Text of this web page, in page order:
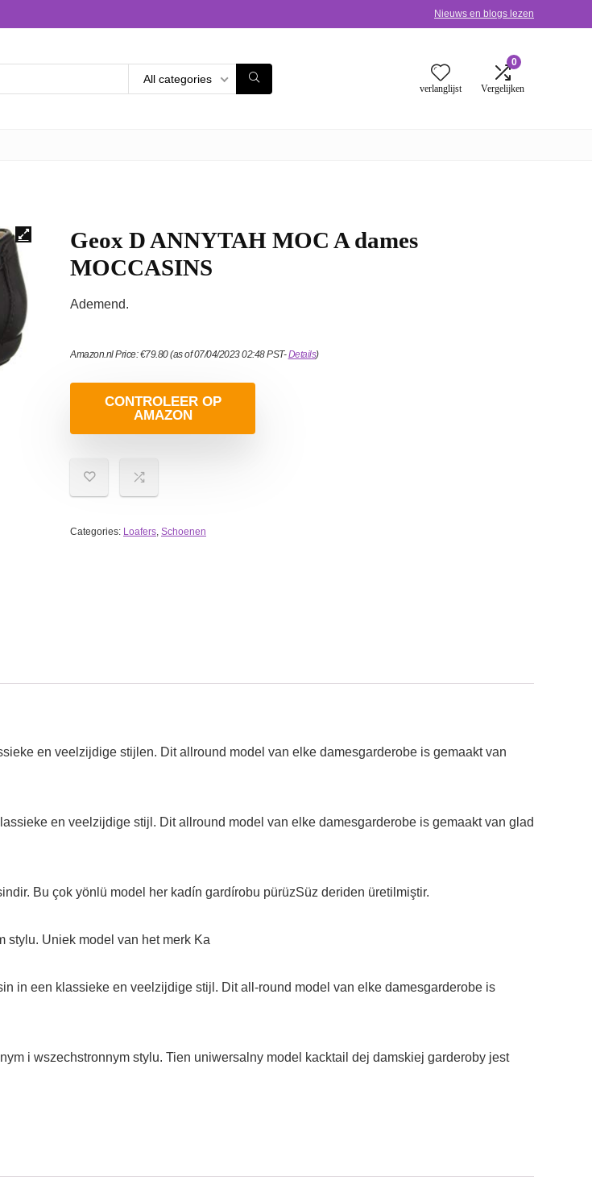
Nieuws en blogs lezen
All categories
verlanglijst
0
Vergelijken
Geox D ANNYTAH MOC A dames
MOCCASINS
Ademend.
Amazon.nl Price:€79.80(as of 07/04/2023 02:48 PST-Details)
CONTROLEER OP
AMAZON
Categories: Loafers, Schoenen
en veelzijdige stijlen. Dit allround model van elke damesgarderobe is gemaakt van
en veelzijdige stijl. Dit allround model van elke damesgarderobe is gemaakt van glad
Bu çok yönlü model her kadín gardírobu pürüzSüz deriden üretilmiştir.
stylu. Uniek model van het merk Ka
in een klassieke en veelzijdige stijl. Dit all-round model van elke damesgarderobe is
i wszechstronnym stylu. Tien uniwersalny model kacktail dej damskiej garderoby jest